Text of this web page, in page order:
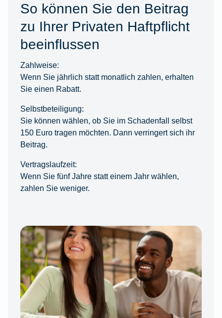
So können Sie den Beitrag
zu Ihrer Privaten Haftpflicht
beeinflussen
Zahlweise:
Wenn Sie jährlich statt monatlich zahlen, erhalten
Sie einen Rabatt.
Selbstbeteiligung:
Sie können wählen, ob Sie im Schadenfall selbst
150 Euro tragen möchten. Dann verringert sich ihr
Beitrag.
Vertragslaufzeit:
Wenn Sie fünf Jahre statt einem Jahr wählen,
zahlen Sie weniger.